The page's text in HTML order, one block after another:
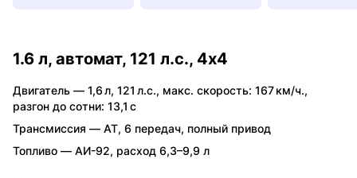
1.6 л, автомат, 121 л.с., 4x4
Двигатель — 1,6 л, 121 л.с., макс. скорость: 167 км/ч.,
разгон до сотни: 13,1 с
Трансмиссия — AT, 6 передач, полный привод
Топливо — АИ-92, расход 6,3–9,9 л